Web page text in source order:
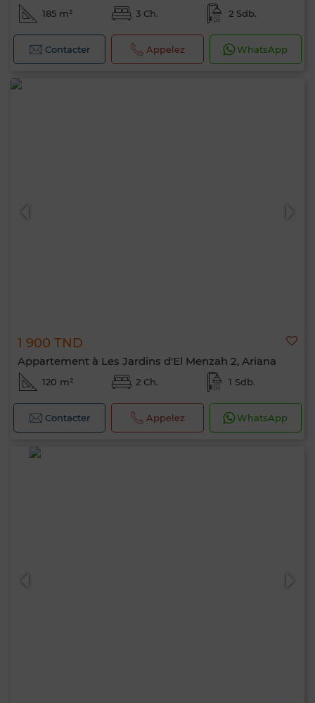
185 m² 3 Ch. 2 Sdb.
Contacter Appelez WhatsApp
1 900 TND
Appartement à Les Jardins d'El Menzah 2, Ariana
120 m² 2 Ch. 1 Sdb.
Contacter Appelez WhatsApp